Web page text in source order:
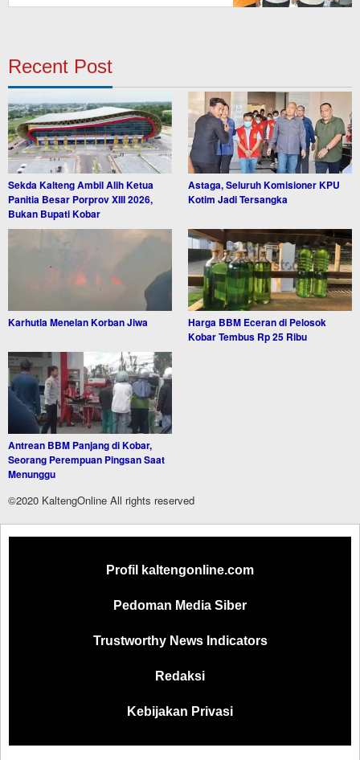
Recent Post
Sekda Kalteng Ambil Alih Ketua
Panitia Besar Porprov XIII 2026,
Bukan Bupati Kobar
Astaga, Seluruh Komisioner KPU
Kotim Jadi Tersangka
Karhutla Menelan Korban Jiwa
Harga BBM Eceran di Pelosok
Kobar Tembus Rp 25 Ribu
Antrean BBM Panjang di Kobar,
Seorang Perempuan Pingsan Saat
Menunggu
©2020 KaltengOnline All rights reserved
Profil kaltengonline.com
Pedoman Media Siber
Trustworthy News Indicators
Redaksi
Kebijakan Privasi